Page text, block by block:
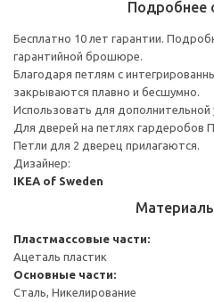
Подробнее
Бесплатно 10 лет гарантии.
гарантийной брошюре.
Благодаря петлям с
закрываются плавно и бесшумно.
Использовать для дополнительной
Для дверей на петлях гардеробов
Петли для 2 дверец прилагаются.
Дизайнер:
IKEA of Sweden
Пластмассовые части:
Ацеталь пластик
Основные части:
Сталь, Никелирование